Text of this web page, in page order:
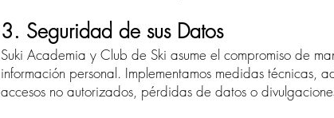
3. Seguridad de sus Datos
Suki Academia y Club de Ski asume el compromiso de
información personal. Implementamos medidas técnicas,
accesos no autorizados, pérdidas de datos o